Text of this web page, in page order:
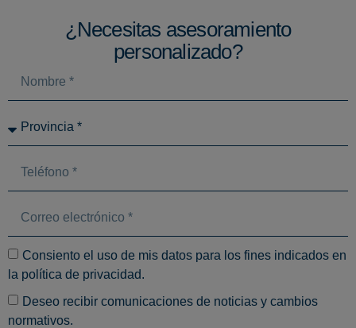
¿Necesitas asesoramiento
personalizado?
Consiento el uso de mis datos para los fines indicados en
la política de privacidad.
Deseo recibir comunicaciones de noticias y cambios
normativos.